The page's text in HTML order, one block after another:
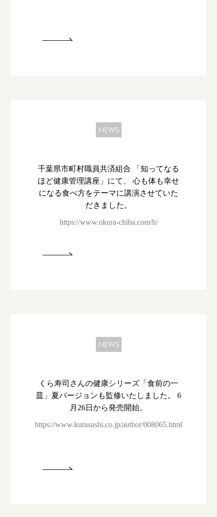
NEWS
千葉県市町村職員共済組合 「知ってなる
ほど健康管理講座」にて、 心も体も幸せ
になる食べ方をテーマに講演させていた
だきました。
https://www.okura-chiba.com/h/
NEWS
くら寿司さんの健康シリーズ「食前の一
皿」夏バージョンも監修いたしました。 6
月26日から発売開始。
https://www.kurasushi.co.jp/author/008065.html